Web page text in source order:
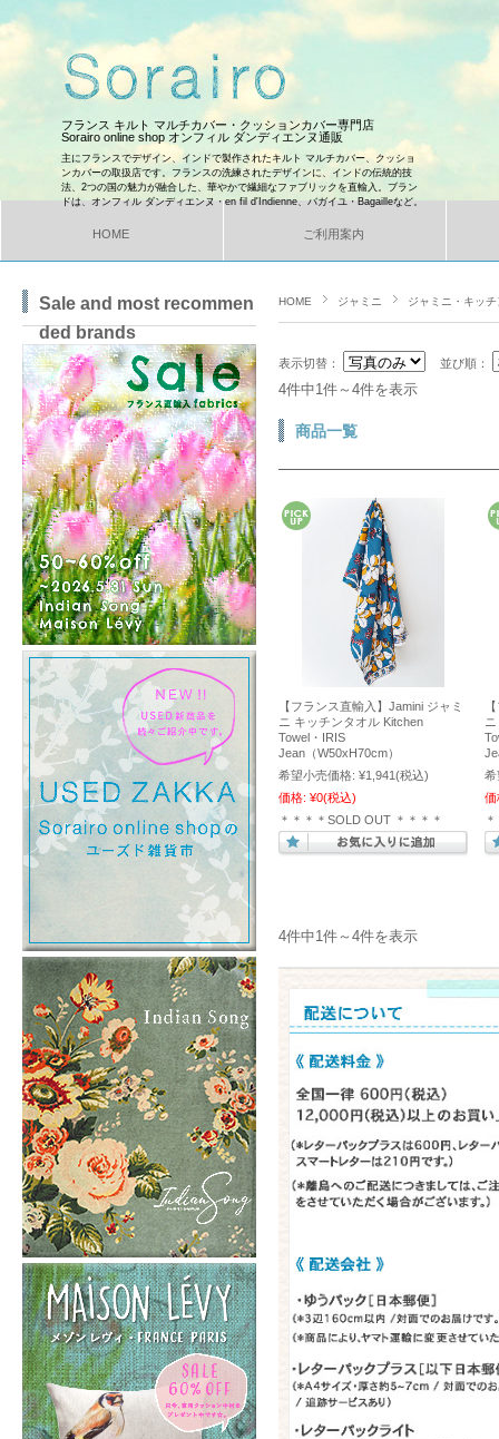
フランス キルト マルチカバー・クッションカバー専門店
Sorairo online shop オンフィル ダンディエンヌ通販
主にフランスでデザイン、インドで製作されたキルト マルチカバー、クッショ
ンカバーの取扱店です。フランスの洗練されたデザインに、インドの伝統的技
法、2つの国の魅力が融合した、華やかで繊細なファブリックを直輸入。ブラン
ドは、オンフィル ダンディエンヌ・en fil d'Indienne、バガイユ・Bagailleなど。
HOME ご利用案内
HOME ジャミニ ジャミニ・キッ
表示切替： 並び順：
4件中1件～4件を表示
商品一覧
【フランス直輸入】Jamini ジャミ
ニ キッチンタオル Kitchen
Towel・IRIS
Jean（W50xH70cm）
希望小売価格: ¥1,941(税込)
価格: ¥0(税込)
＊＊＊＊SOLD OUT ＊＊＊＊
希
価
4件中1件～4件を表示
Sale and most recommen
ded brands